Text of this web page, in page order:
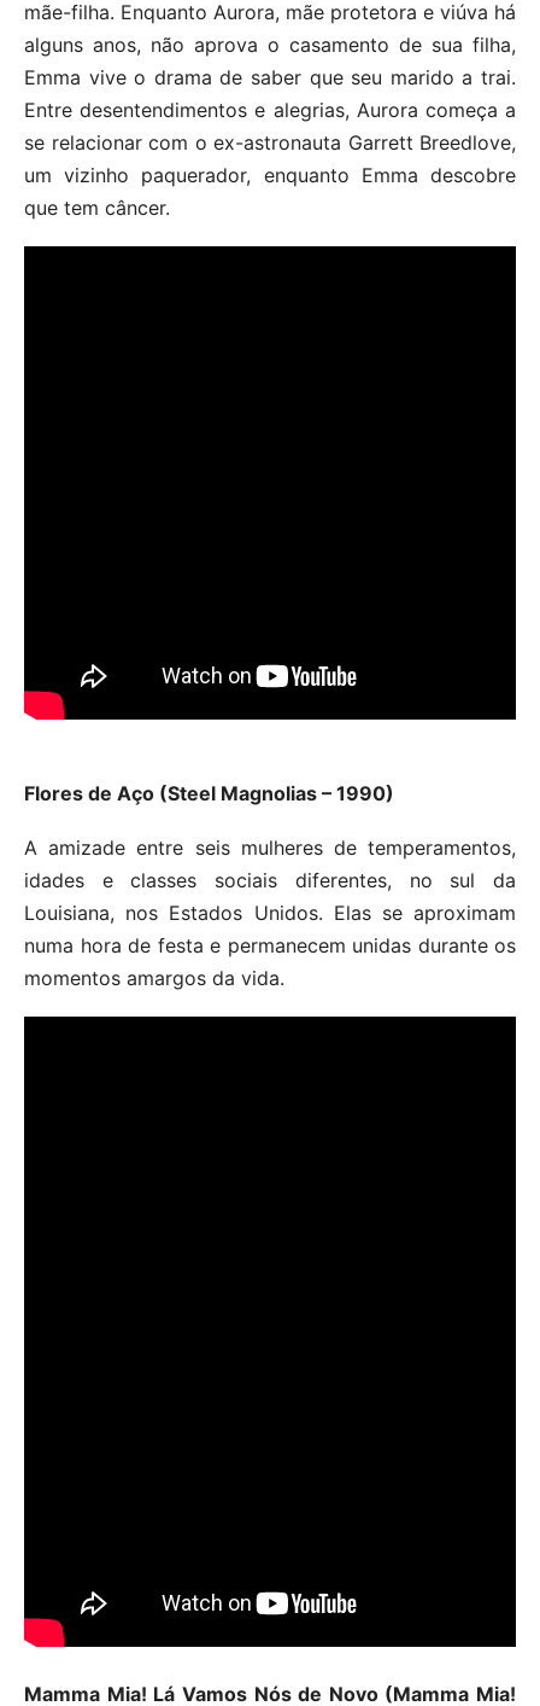
mãe-filha. Enquanto Aurora, mãe protetora e viúva há
alguns anos, não aprova o casamento de sua filha,
Emma vive o drama de saber que seu marido a trai.
Entre desentendimentos e alegrias, Aurora começa a
se relacionar com o ex-astronauta Garrett Breedlove,
um vizinho paquerador, enquanto Emma descobre
que tem câncer.
Flores de Aço (Steel Magnolias – 1990)
A amizade entre seis mulheres de temperamentos,
idades e classes sociais diferentes, no sul da
Louisiana, nos Estados Unidos. Elas se aproximam
numa hora de festa e permanecem unidas durante os
momentos amargos da vida.
Mamma Mia! Lá Vamos Nós de Novo (Mamma Mia!